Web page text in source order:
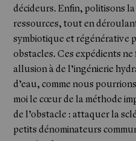
décideurs. Enfin, politisons
ressources, tout en
symbiotique et régénérative
obstacles. Ces expédients
allusion à de l’ingénierie
d’eau, comme nous
moi le cœur de la méthode
de l’obstacle : attaquer la
petits dénominateurs